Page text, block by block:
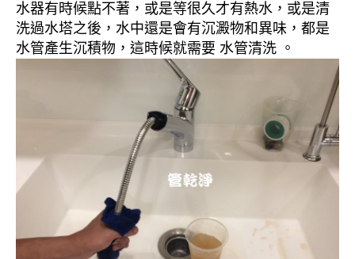
水器有時候點不著，或是等很久才有熱水，或是清
洗過水塔之後，水中還是會有沉澱物和異味，都是
水管產生沉積物，這時候就需要 水管清洗 。